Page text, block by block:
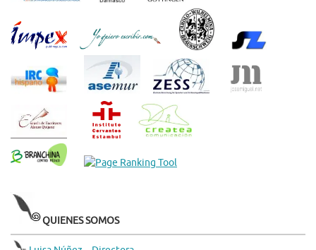
QUIENES SOMOS